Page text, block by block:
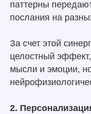
паттерны
послания на
За счет этой
целостный
мысли и эмоции,
2.